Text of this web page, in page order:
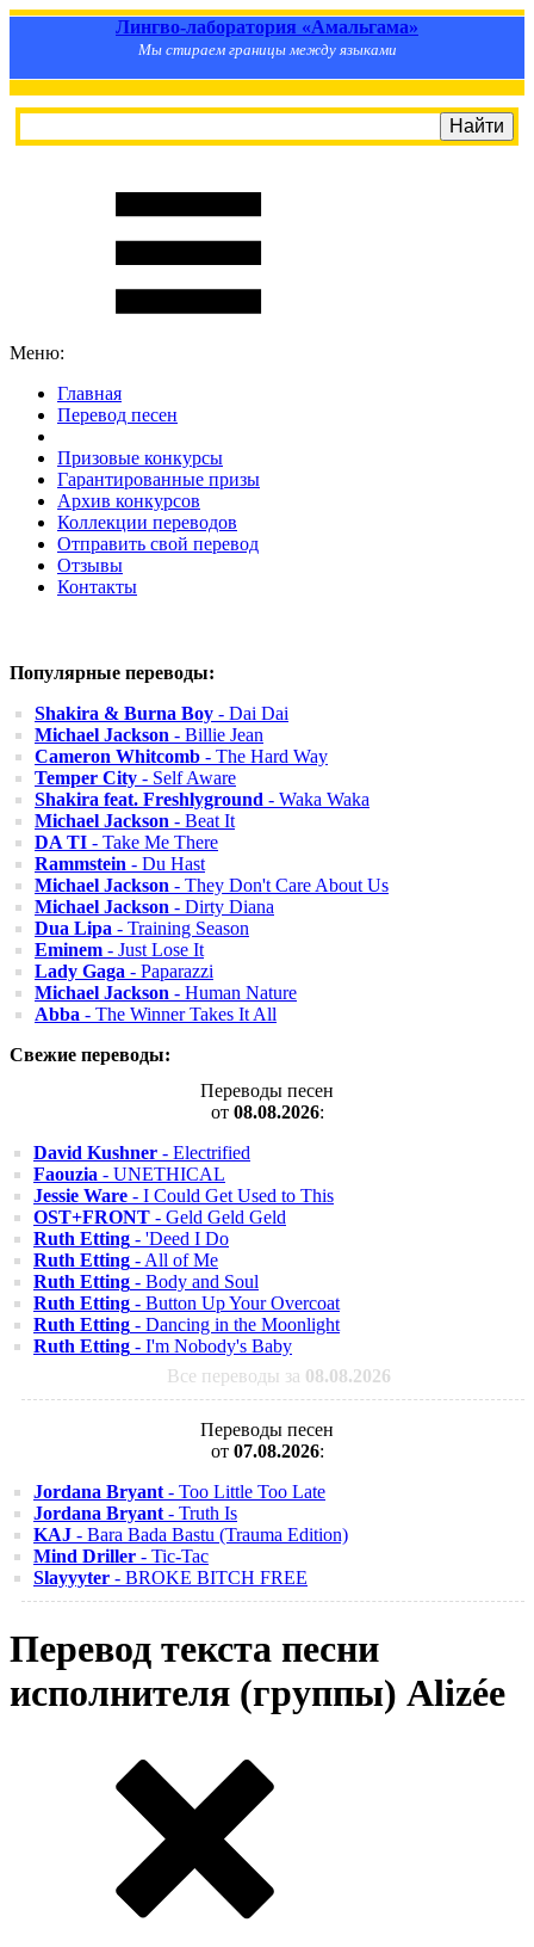
Лингво-лаборатория «Амальгама»
Мы стираем границы между языками
Меню:
Главная
Перевод песен
Призовые конкурсы
Гарантированные призы
Архив конкурсов
Коллекции переводов
Отправить свой перевод
Отзывы
Контакты
Популярные переводы:
Shakira & Burna Boy - Dai Dai
Michael Jackson - Billie Jean
Cameron Whitcomb - The Hard Way
Temper City - Self Aware
Shakira feat. Freshlyground - Waka Waka
Michael Jackson - Beat It
DA TI - Take Me There
Rammstein - Du Hast
Michael Jackson - They Don't Care About Us
Michael Jackson - Dirty Diana
Dua Lipa - Training Season
Eminem - Just Lose It
Lady Gaga - Paparazzi
Michael Jackson - Human Nature
Abba - The Winner Takes It All
Свежие переводы:
Переводы песен
от 08.08.2026:
David Kushner - Electrified
Faouzia - UNETHICAL
Jessie Ware - I Could Get Used to This
OST+FRONT - Geld Geld Geld
Ruth Etting - 'Deed I Do
Ruth Etting - All of Me
Ruth Etting - Body and Soul
Ruth Etting - Button Up Your Overcoat
Ruth Etting - Dancing in the Moonlight
Ruth Etting - I'm Nobody's Baby
Все переводы за 08.08.2026
Переводы песен
от 07.08.2026:
Jordana Bryant - Too Little Too Late
Jordana Bryant - Truth Is
KAJ - Bara Bada Bastu (Trauma Edition)
Mind Driller - Tic-Tac
Slayyyter - BROKE BITCH FREE
Перевод текста песни
исполнителя (группы) Alizée